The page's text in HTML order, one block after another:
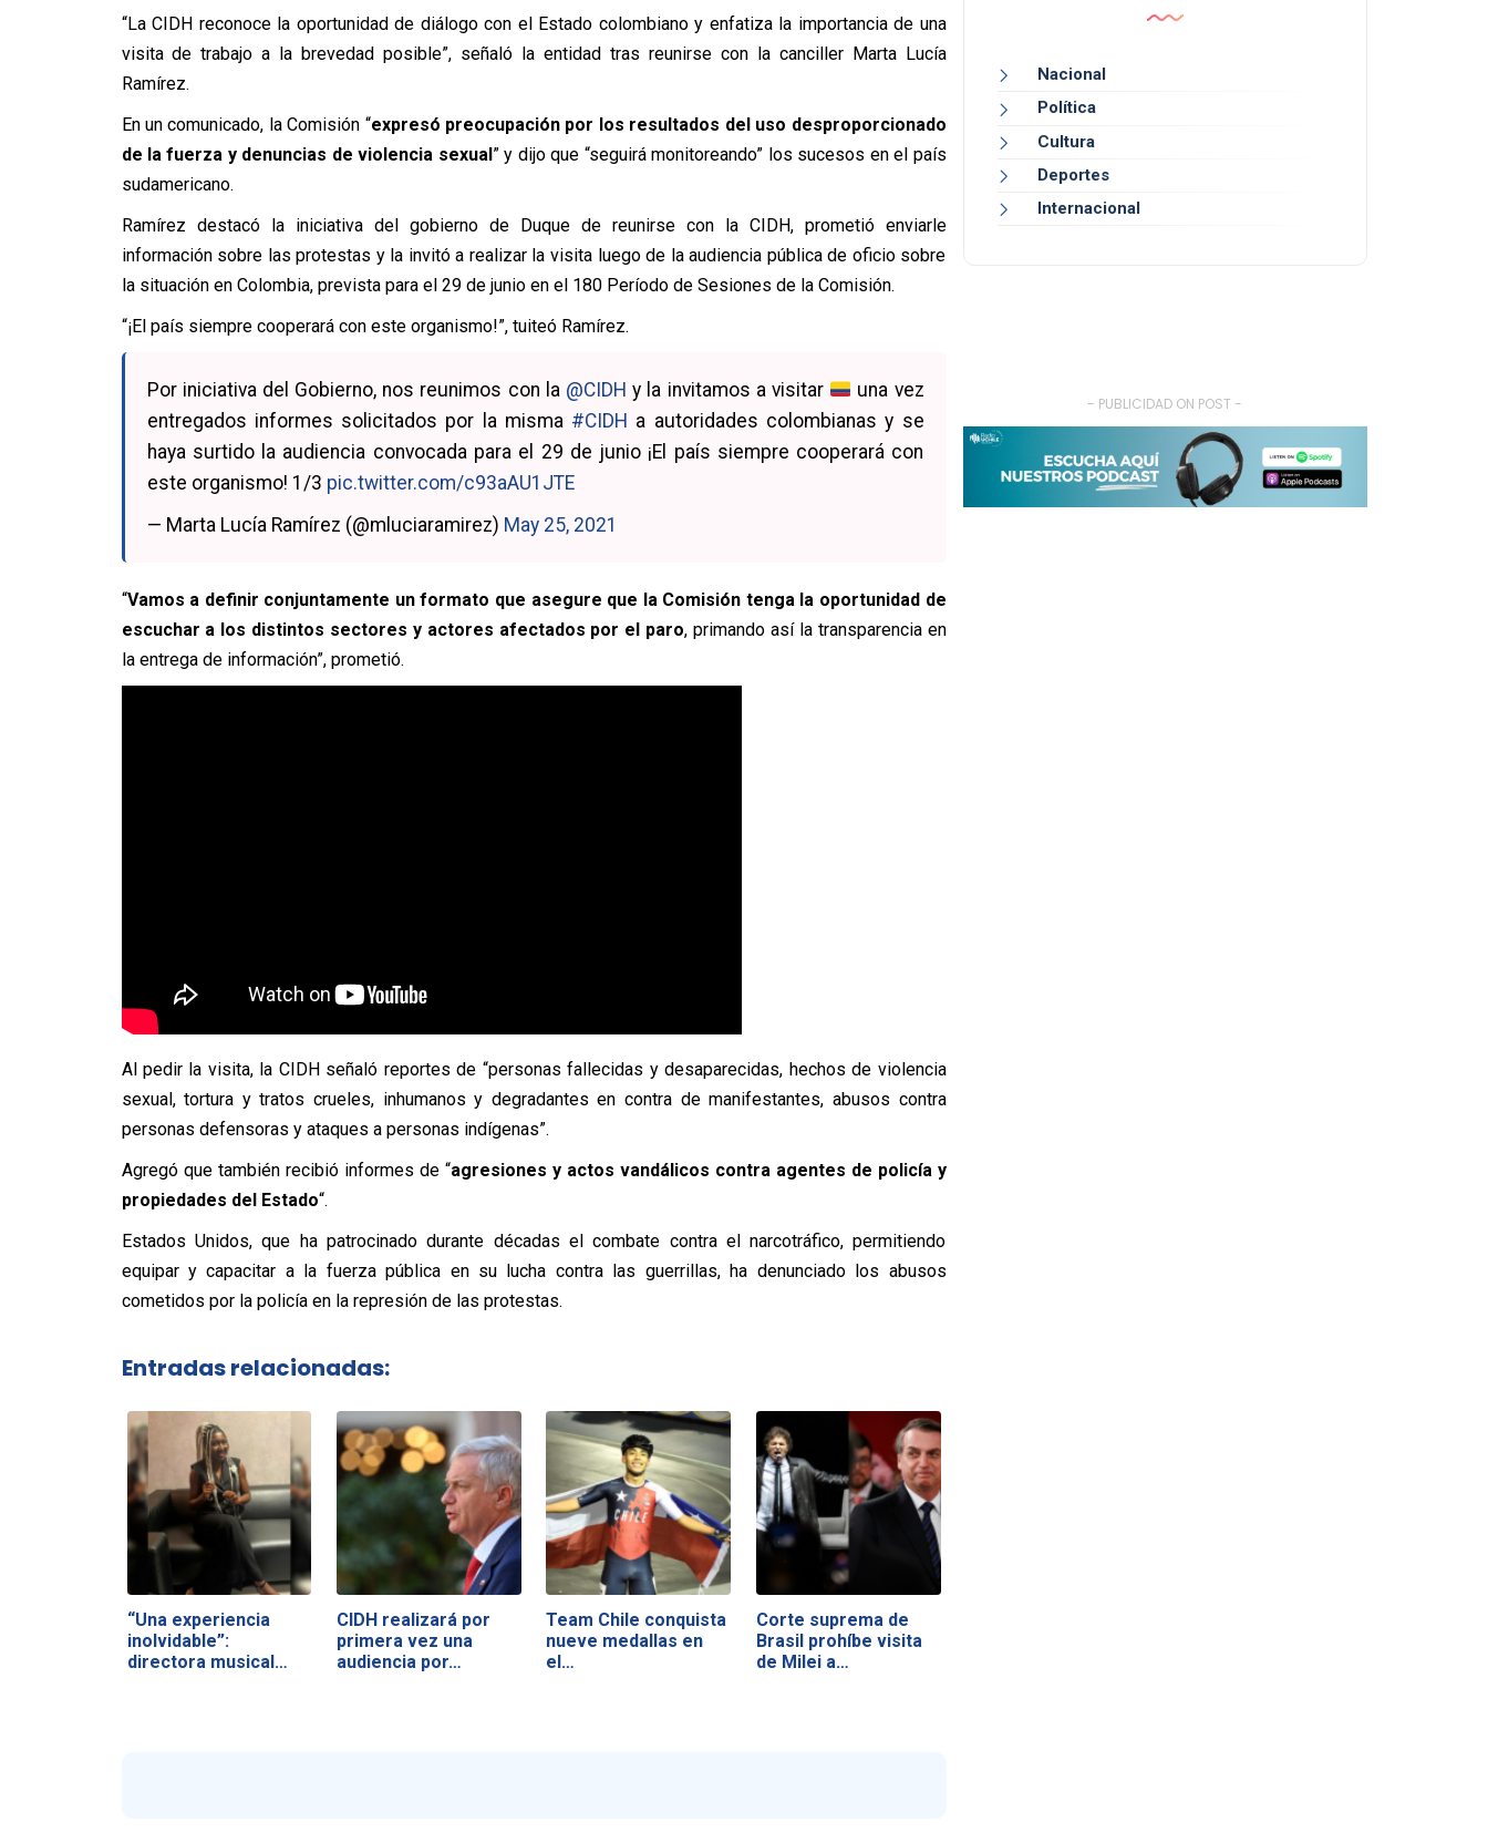
“La CIDH reconoce la oportunidad de diálogo con el Estado colombiano y enfatiza la importancia de una
visita de trabajo a la brevedad posible”, señaló la entidad tras reunirse con la canciller Marta Lucía
Ramírez.
En un comunicado, la Comisión “expresó preocupación por los resultados del uso desproporcionado
de la fuerza y denuncias de violencia sexual” y dijo que “seguirá monitoreando” los sucesos en el país
sudamericano.
Ramírez destacó la iniciativa del gobierno de Duque de reunirse con la CIDH, prometió enviarle
información sobre las protestas y la invitó a realizar la visita luego de la audiencia pública de oficio sobre
la situación en Colombia, prevista para el 29 de junio en el 180 Período de Sesiones de la Comisión.
“¡El país siempre cooperará con este organismo!”, tuiteó Ramírez.
Por iniciativa del Gobierno, nos reunimos con la @CIDH y la invitamos a visitar
una vez
entregados informes solicitados por la misma #CIDH a autoridades colombianas y se
haya surtido la audiencia convocada para el 29 de junio ¡El país siempre cooperará con
este organismo! 1/3 pic.twitter.com/c93aAU1JTE
— Marta Lucía Ramírez (@mluciaramirez) May 25, 2021
“Vamos a definir conjuntamente un formato que asegure que la Comisión tenga la oportunidad de
escuchar a los distintos sectores y actores afectados por el paro, primando así la transparencia en
la entrega de información”, prometió.
Al pedir la visita, la CIDH señaló reportes de “personas fallecidas y desaparecidas, hechos de violencia
sexual, tortura y tratos crueles, inhumanos y degradantes en contra de manifestantes, abusos contra
personas defensoras y ataques a personas indígenas”.
Agregó que también recibió informes de “agresiones y actos vandálicos contra agentes de policía y
propiedades del Estado“.
Estados Unidos, que ha patrocinado durante décadas el combate contra el narcotráfico, permitiendo
equipar y capacitar a la fuerza pública en su lucha contra las guerrillas, ha denunciado los abusos
cometidos por la policía en la represión de las protestas.
Entradas relacionadas:
“Una experiencia
inolvidable”:
directora musical
CIDH realizará por
primera vez una
audiencia por…
Team Chile conquista
nueve medallas en
el…
Corte suprema de
Brasil prohíbe visita
de Milei a…
Nacional
Política
Cultura
Deportes
Internacional
- PUBLICIDAD ON POST -